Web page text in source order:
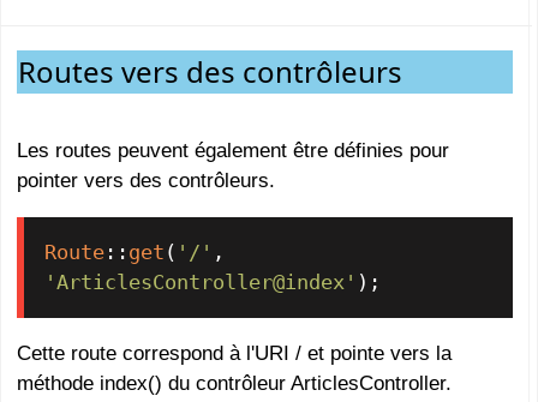
Routes vers des contrôleurs
Les routes peuvent également être définies pour
pointer vers des contrôleurs.
Route :: get ( '/'
'ArticlesController@index' );
Cette route correspond à l'URI / et pointe vers la
méthode index() du contrôleur ArticlesController.